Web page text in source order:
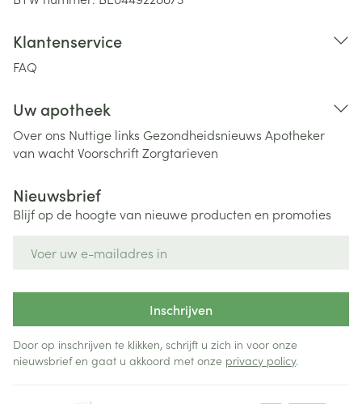
Klantenservice
FAQ
Uw apotheek
Over ons Nuttige links Gezondheidsnieuws Apotheker
van wachtVoorschriftZorgtarieven
Nieuwsbrief
Blijf op de hoogte van nieuwe producten en promoties
Inschrijven
Door op inschrijven te klikken, schrijft u zich in voor onze
nieuwsbrief en gaat u akkoord met onze privacy policy.